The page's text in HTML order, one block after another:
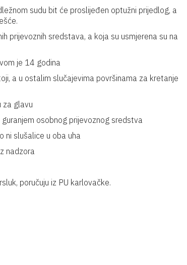
sudu bit će proslijeđen optužni prijedlog, a
prijevoznih sredstava, a koja su usmjerena su na
je 14 godina
a u ostalim slučajevima površinama za kretanje
za glavu
osobnog prijevoznog sredstva
ni slušalice u oba uha
nadzora
poručuju iz PU karlovačke.